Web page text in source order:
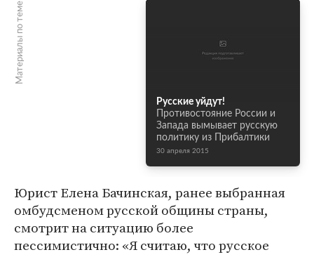
Материалы по теме
Русские уйдут!
Противостояние России и
Запада вымывает русскую
политику из Прибалтики
30 апреля 2015
Юрист Елена Бачинская, ранее выбранная
омбудсменом русской общины страны,
смотрит на ситуацию более
пессимистично: «Я считаю, что русское